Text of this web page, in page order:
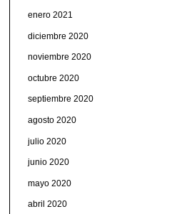
enero 2021
diciembre 2020
noviembre 2020
octubre 2020
septiembre 2020
agosto 2020
julio 2020
junio 2020
mayo 2020
abril 2020